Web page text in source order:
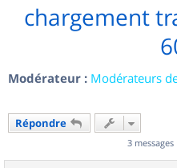
chargement
Modérateur : Modérateurs
Répondre
3 messages